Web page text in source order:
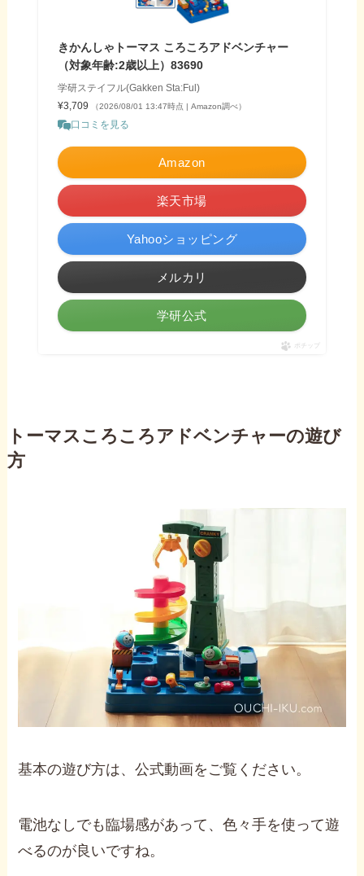
きかんしゃトーマス ころころアドベンチャー
（対象年齢:2歳以上）83690
学研ステイフル(Gakken Sta:Ful)
¥3,709
（2026/08/01 13:47時点 | Amazon調べ）
口コミを見る
Amazon
楽天市場
Yahooショッピング
メルカリ
学研公式
ポチップ
トーマスころころアドベンチャーの遊び
方
基本の遊び方は、公式動画をご覧ください。
電池なしでも臨場感があって、色々手を使って遊
べるのが良いですね。